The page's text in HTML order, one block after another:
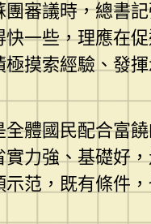
審議時，總書
一些，理應在
摸索經驗、發
體國民配合富
力強、基礎好
范，既有條件